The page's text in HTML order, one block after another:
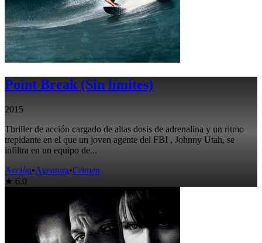
Point Break (Sin límites)
2015
Thriller de acción cargado de altas dosis de adrenalina y un ritmo
trepidante en el que un joven agente del FBI , Johnny Utah, se
infiltra en un equipo de...
Acción•Aventura•Crimen
★ 6.0